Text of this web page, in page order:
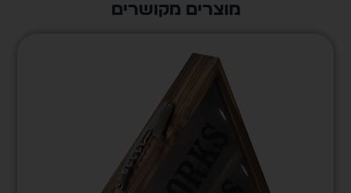
מוצרים מקושרים